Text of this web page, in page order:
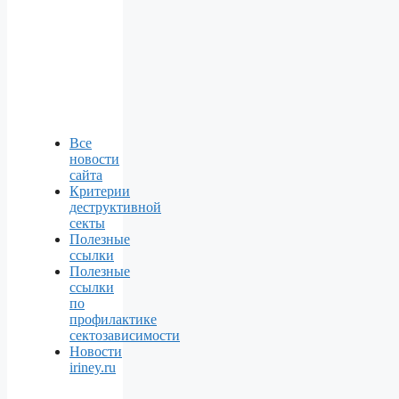
Все
новости
сайта
Критерии
деструктивной
секты
Полезные
ссылки
Полезные
ссылки
по
профилактике
сектозависимости
Новости
iriney.ru